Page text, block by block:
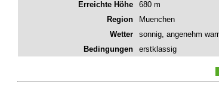
Erreichte Höhe
680 m
Region
Muenchen
Wetter
sonnig, angenehm
Bedingungen
erstklassig